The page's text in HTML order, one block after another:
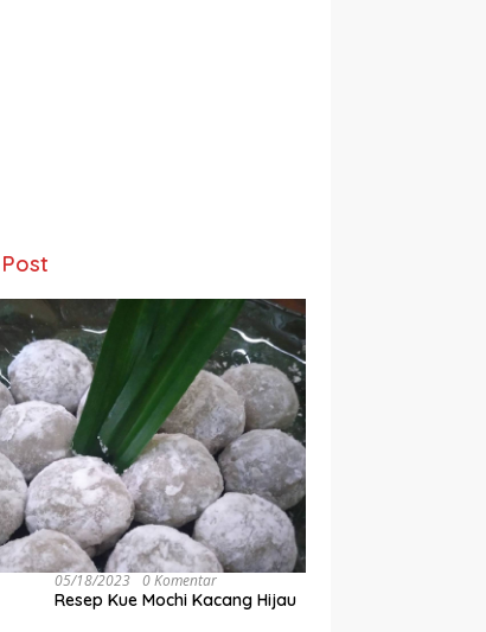
05/18/2023 0 Komentar
Resep Kue Mochi Kacang Hijau